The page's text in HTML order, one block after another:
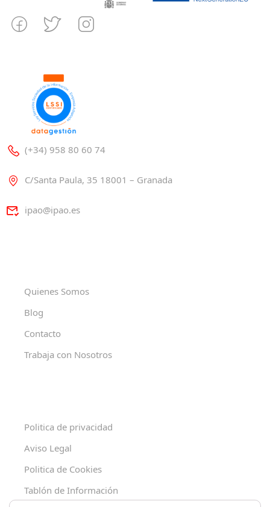
(+34) 958 80 60 74
C/Santa Paula, 35 18001 – Granada
ipao@ipao.es
Quienes Somos
Blog
Contacto
Trabaja con Nosotros
Politica de privacidad
Aviso Legal
Politica de Cookies
Tablón de Información